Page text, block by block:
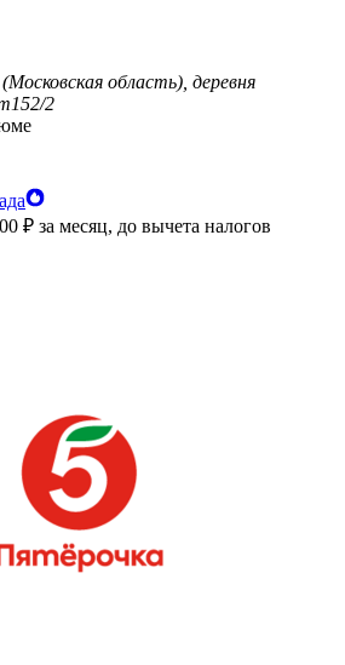
область), деревня
2
₽ за месяц, до вычета налогов